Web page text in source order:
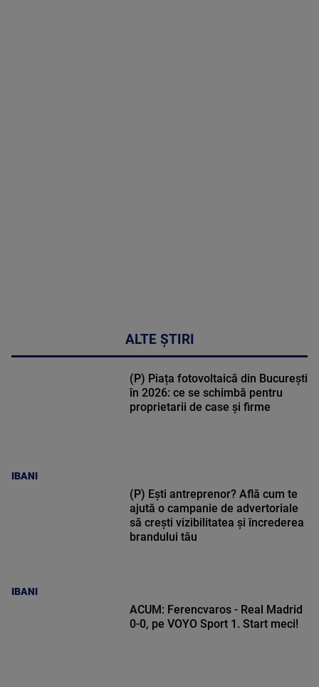
ALTE ȘTIRI
IBANI
(P) Piața fotovoltaică din București
în 2026: ce se schimbă pentru
proprietarii de case și firme
IBANI
(P) Ești antreprenor? Află cum te
ajută o campanie de advertoriale
să crești vizibilitatea și încrederea
brandului tău
ACUM: Ferencvaros - Real Madrid
0-0, pe VOYO Sport 1. Start meci!